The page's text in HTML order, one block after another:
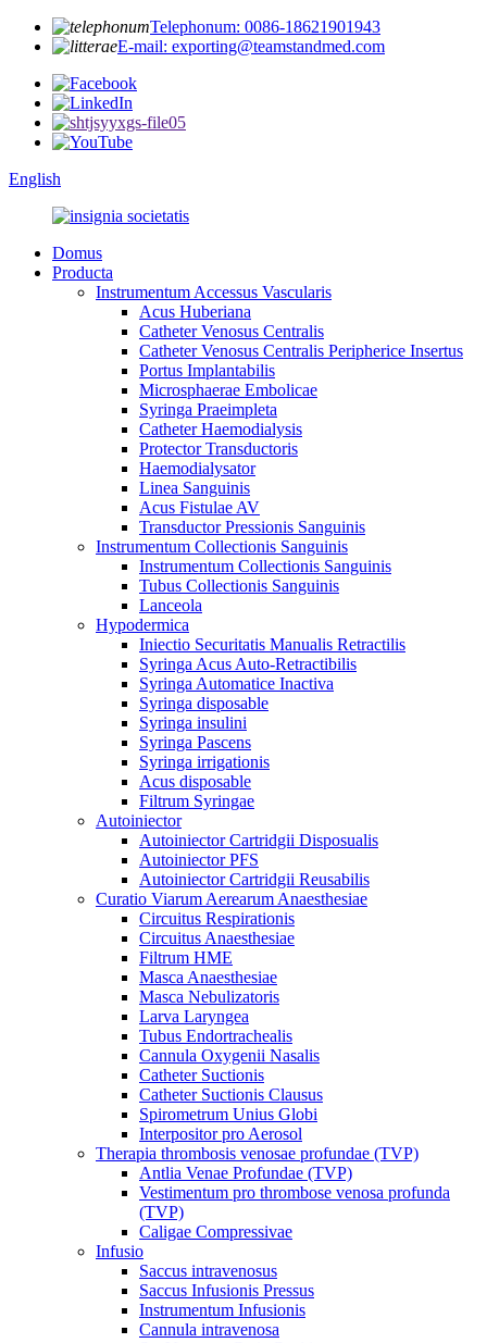
Telephonum: 0086-18621901943
E-mail: exporting@teamstandmed.com
English
Domus
Producta
Instrumentum Accessus Vascularis
Acus Huberiana
Catheter Venosus Centralis
Catheter Venosus Centralis Peripherice Insertus
Portus Implantabilis
Microsphaerae Embolicae
Syringa Praeimpleta
Catheter Haemodialysis
Protector Transductoris
Haemodialysator
Linea Sanguinis
Acus Fistulae AV
Transductor Pressionis Sanguinis
Instrumentum Collectionis Sanguinis
Instrumentum Collectionis Sanguinis
Tubus Collectionis Sanguinis
Lanceola
Hypodermica
Iniectio Securitatis Manualis Retractilis
Syringa Acus Auto-Retractibilis
Syringa Automatice Inactiva
Syringa disposable
Syringa insulini
Syringa Pascens
Syringa irrigationis
Acus disposable
Filtrum Syringae
Autoiniector
Autoiniector Cartridgii Disposualis
Autoiniector PFS
Autoiniector Cartridgii Reusabilis
Curatio Viarum Aerearum Anaesthesiae
Circuitus Respirationis
Circuitus Anaesthesiae
Filtrum HME
Masca Anaesthesiae
Masca Nebulizatoris
Larva Laryngea
Tubus Endortrachealis
Cannula Oxygenii Nasalis
Catheter Suctionis
Catheter Suctionis Clausus
Spirometrum Unius Globi
Interpositor pro Aerosol
Therapia thrombosis venosae profundae (TVP)
Antlia Venae Profundae (TVP)
Vestimentum pro thrombose venosa profunda
(TVP)
Caligae Compressivae
Infusio
Saccus intravenosus
Saccus Infusionis Pressus
Instrumentum Infusionis
Cannula intravenosa